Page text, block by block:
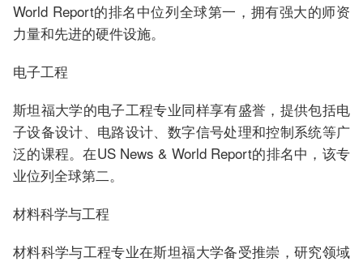
World Report的排名中位列全球第一，拥有强大的师资
力量和先进的硬件设施。
电子工程
斯坦福大学的电子工程专业同样享有盛誉，提供包括电
子设备设计、电路设计、数字信号处理和控制系统等广
泛的课程。在US News & World Report的排名中，该专
业位列全球第二。
材料科学与工程
材料科学与工程专业在斯坦福大学备受推崇，研究领域